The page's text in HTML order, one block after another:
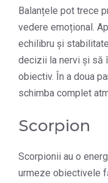
Balanțele pot trece
vedere emoțional.
echilibru și
decizii la nervi și să
obiectiv. În a doua
schimba complet
Scorpion
Scorpionii au o
urmeze obiectivele